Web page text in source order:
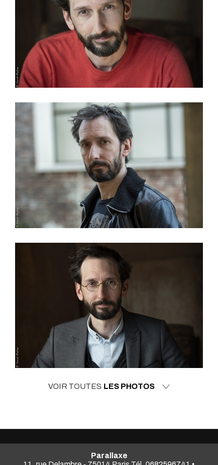
VOIR TOUTES LES PHOTOS
Parallaxe